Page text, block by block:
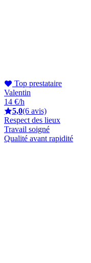
Top prestataire
Valentin
14 €/h
5,0(6 avis)
Respect des lieux
Travail soigné
Qualité avant rapidité